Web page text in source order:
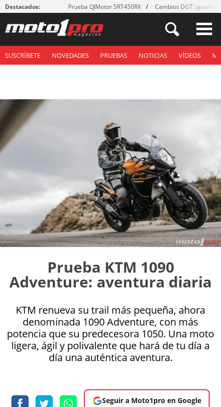
Destacados: Prueba QJMotor SRT450RX Cambios DGT: ¡guantes!
SUSCRÍBETE NOVEDADES PRUEBAS NOTICIAS VÍDEOS
Prueba KTM 1090
Adventure: aventura diaria
KTM renueva su trail más pequeña, ahora
denominada 1090 Adventure, con más
potencia que su predecesora 1050. Una moto
ligera, ágil y polivalente que hará de tu día a
día una auténtica aventura.
Seguir a Moto1pro en Google